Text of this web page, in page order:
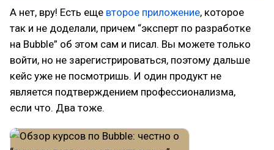
А нет, вру! Есть еще второе приложение, которое
так и не доделали, причем “эксперт по разработке
на Bubble” об этом сам и писал. Вы можете только
войти, но не зарегистрироваться, поэтому дальше
кейс уже не посмотришь. И один продукт не
является подтверждением профессионализма,
если что. Два тоже.